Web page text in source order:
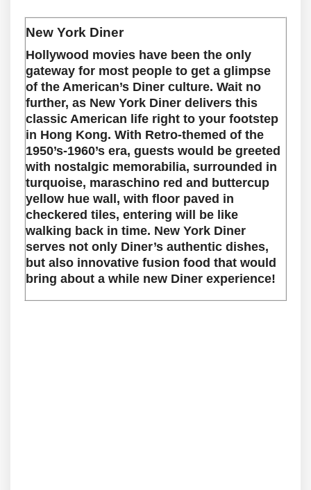
New York Diner
Hollywood movies have been the only
gateway for most people to get a glimpse
of the American’s Diner culture. Wait no
further, as New York Diner delivers this
classic American life right to your footstep
in Hong Kong. With Retro-themed of the
1950’s-1960’s era, guests would be greeted
with nostalgic memorabilia, surrounded in
turquoise, maraschino red and buttercup
yellow hue wall, with floor paved in
checkered tiles, entering will be like
walking back in time. New York Diner
serves not only Diner’s authentic dishes,
but also innovative fusion food that would
bring about a while new Diner experience!